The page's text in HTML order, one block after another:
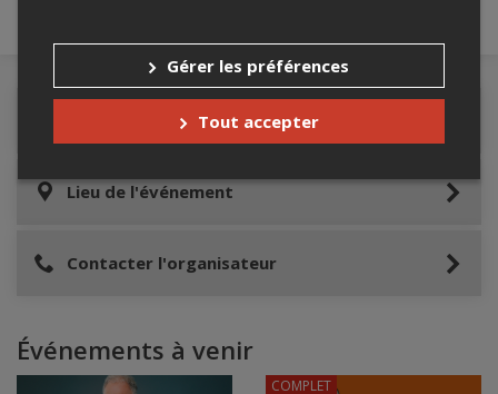
Détails de l'événement
Lieu de l'événement
Contacter l'organisateur
Événements à venir
COMPLET
Gérer les préférences
Tout accepter